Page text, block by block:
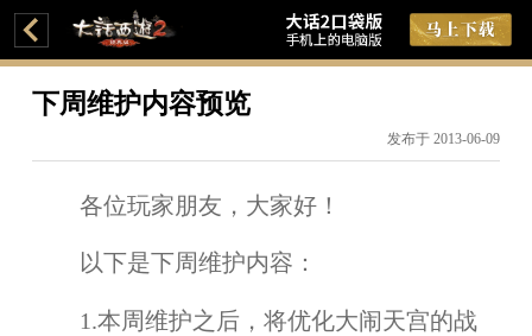
下周维护内容预览
发布于 2013-06-09
各位玩家朋友，大家好！
以下是下周维护内容：
1.本周维护之后，将优化大闹天宫的战